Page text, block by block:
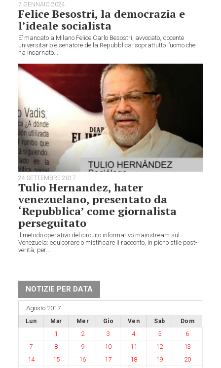
7 GENNAIO 2024
Felice Besostri, la democrazia e
l’ideale socialista
E’ mancato a Milano Felice Carlo Besostri, avvocato, docente
universitario e senatore della Repubblica: soprattutto l’uomo che
ha incarnato...
24 SETTEMBRE 2017
Tulio Hernandez, hater
venezuelano, presentato da
‘Repubblica’ come giornalista
perseguitato
Il metodo operativo del circuito informativo mainstream sul
Venezuela: edulcorare o mistificare il racconto, in pieno stile post-
verità, per...
NOTIZIE PER DATA
Agosto 2017
Lun Mar Mer Gio Ven Sab Dom
1 2 3 4 5
6
7
8 9 10 11 12
13
14
15 16 17 18 19
20